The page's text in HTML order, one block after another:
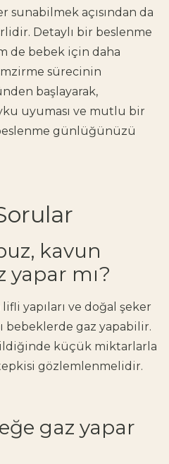
sunabilmek açısından da
Detaylı bir beslenme
de bebek için daha
sürecinin
başlayarak,
uyuması ve mutlu bir
günlüğünüzü
kavun
yapar mı?
yapıları ve doğal şeker
bebeklerde gaz yapabilir.
küçük miktarlarla
gözlemlenmelidir.
gaz yapar